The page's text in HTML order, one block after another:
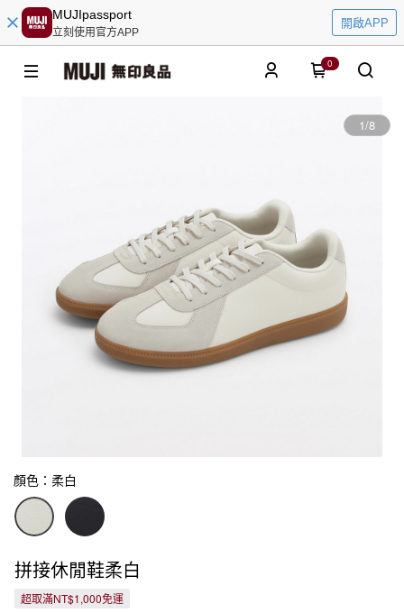
MUJIpassport
立刻使用官方APP
開啟APP
0
1/8
顏色：柔白
拼接休閒鞋柔白
超取滿NT$1,000免運